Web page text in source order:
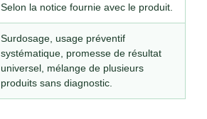
Selon la notice fournie avec le produit.
Surdosage, usage préventif
systématique, promesse de résultat
universel, mélange de plusieurs
produits sans diagnostic.